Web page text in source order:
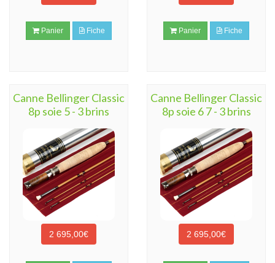
Panier Fiche Panier Fiche
Canne Bellinger Classic
8p soie 5 - 3 brins
2 695,00€
Canne Bellinger Classic
8p soie 6 7 - 3 brins
2 695,00€